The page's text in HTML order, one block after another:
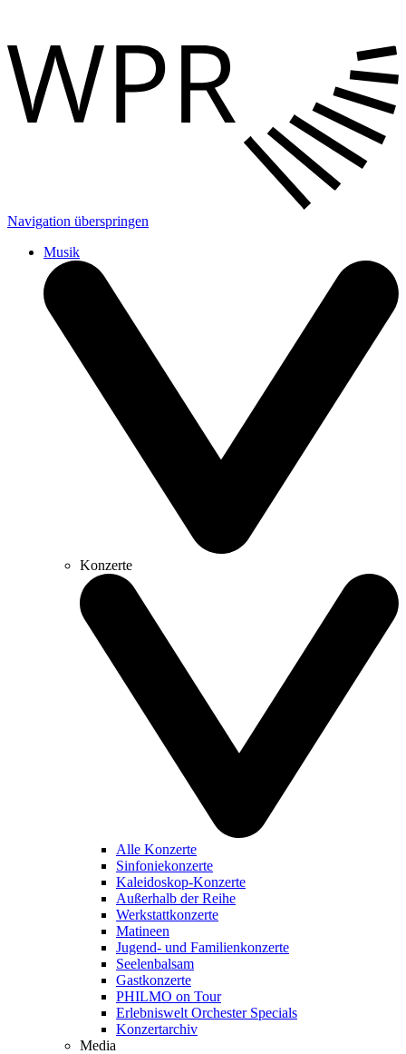
Navigation überspringen
Musik
Konzerte
Alle Konzerte
Sinfoniekonzerte
Kaleidoskop-Konzerte
Außerhalb der Reihe
Werkstattkonzerte
Matineen
Jugend- und Familienkonzerte
Seelenbalsam
Gastkonzerte
PHILMO on Tour
Erlebniswelt Orchester Specials
Konzertarchiv
Media